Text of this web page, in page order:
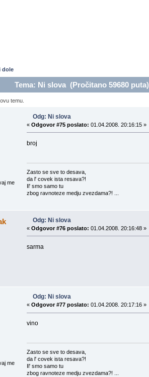
dole
Tema: Ni slova (Pročitano 59680 puta)
temu.
me
Odg: Ni slova
« Odgovor #75 poslato: 01.04.2008. 20:16:15 »
broj
Zasto se sve to desava,
da l' covek ista resava?!
Il' smo samo tu
zbog ravnoteze medju zvezdama?! ...
Odg: Ni slova
« Odgovor #76 poslato: 01.04.2008. 20:16:48 »
sarma
me
Odg: Ni slova
« Odgovor #77 poslato: 01.04.2008. 20:17:16 »
vino
Zasto se sve to desava,
da l' covek ista resava?!
Il' smo samo tu
zbog ravnoteze medju zvezdama?! ...